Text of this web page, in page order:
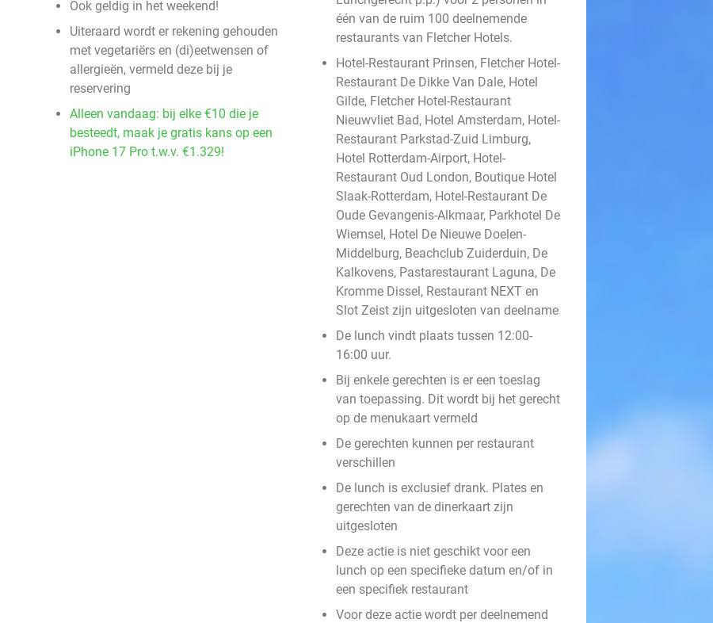
Ook geldig in het weekend!
Uiteraard wordt er rekening gehouden
met vegetariërs en (di)eetwensen of
allergieën, vermeld deze bij je
reservering
Alleen vandaag: bij elke €10 die je
besteedt, maak je gratis kans op een
iPhone 17 Pro t.w.v. €1.329!
één van de ruim 100 deelnemende
restaurants van Fletcher Hotels.
Hotel-Restaurant Prinsen, Fletcher Hotel-
Restaurant De Dikke Van Dale, Hotel
Gilde, Fletcher Hotel-Restaurant
Nieuwvliet Bad, Hotel Amsterdam, Hotel-
Restaurant Parkstad-Zuid Limburg,
Hotel Rotterdam-Airport, Hotel-
Restaurant Oud London, Boutique Hotel
Slaak-Rotterdam, Hotel-Restaurant De
Oude Gevangenis-Alkmaar, Parkhotel De
Wiemsel, Hotel De Nieuwe Doelen-
Middelburg, Beachclub Zuiderduin, De
Kalkovens, Pastarestaurant Laguna, De
Kromme Dissel, Restaurant NEXT en
Slot Zeist zijn uitgesloten van deelname
De lunch vindt plaats tussen 12:00-
16:00 uur.
Bij enkele gerechten is er een toeslag
van toepassing. Dit wordt bij het gerecht
op de menukaart vermeld
De gerechten kunnen per restaurant
verschillen
De lunch is exclusief drank. Plates en
gerechten van de dinerkaart zijn
uitgesloten
Deze actie is niet geschikt voor een
lunch op een specifieke datum en/of in
een specifiek restaurant
Voor deze actie wordt per deelnemend